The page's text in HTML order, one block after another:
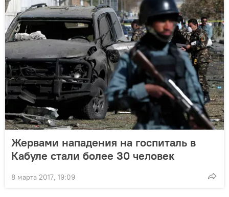
Жервами нападения на госпиталь в
Кабуле стали более 30 человек
8 марта 2017, 19:09